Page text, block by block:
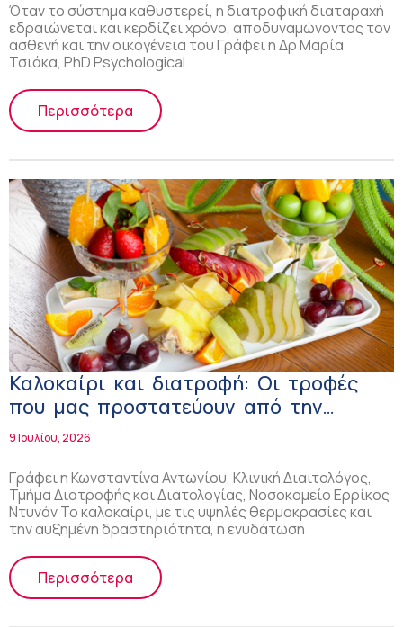
Όταν το σύστημα καθυστερεί, η διατροφική διαταραχή
εδραιώνεται και κερδίζει χρόνο, αποδυναμώνοντας τον
ασθενή και την οικογένεια του Γράφει η Δρ Μαρία
Τσιάκα, PhD Psychological
Περισσότερα
Καλοκαίρι και διατροφή: Οι τροφές
που μας προστατεύουν από την
αφυδάτωση
9 Ιουλίου, 2026
Γράφει η Κωνσταντίνα Αντωνίου, Κλινική Διαιτολόγος,
Τμήμα Διατροφής και Διατολογίας, Νοσοκομείο Ερρίκος
Ντυνάν Το καλοκαίρι, με τις υψηλές θερμοκρασίες και
την αυξημένη δραστηριότητα, η ενυδάτωση
Περισσότερα